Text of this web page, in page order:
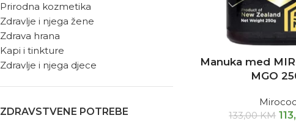
Prirodna kozmetika
Zdravlje i njega žene
Zdrava hrana
Kapi i tinkture
Zdravlje i njega djece
ZDRAVSTVENE POTREBE
Manuka med
MGO
133,00KM